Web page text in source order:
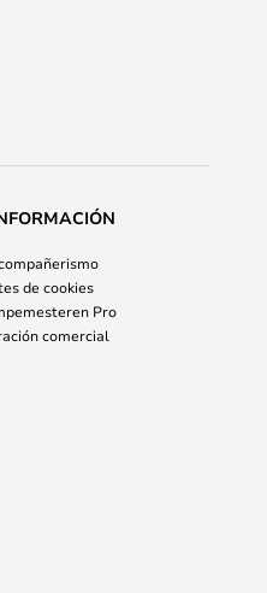
de cookies
Pro
comercial